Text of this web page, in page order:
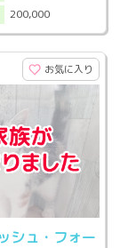
200,000
お気に入り
シュ・フォー